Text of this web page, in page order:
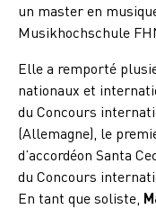
un master en
Musikhochschule
Elle a remporté
nationaux et
du Concours
(Allemagne), le
d’accordéon Santa
du Concours
En tant que soliste,